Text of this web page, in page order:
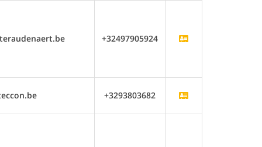
+32497905924
+3293803682